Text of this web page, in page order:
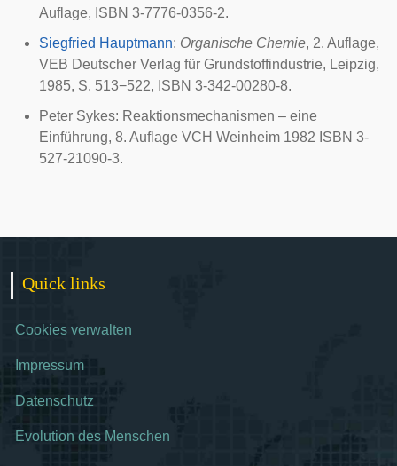
Auflage, ISBN 3-7776-0356-2.
Siegfried Hauptmann: Organische Chemie, 2. Auflage,
VEB Deutscher Verlag für Grundstoffindustrie, Leipzig,
1985, S. 513−522, ISBN 3-342-00280-8.
Peter Sykes: Reaktionsmechanismen – eine
Einführung, 8. Auflage VCH Weinheim 1982 ISBN 3-
527-21090-3.
Quick links
Cookies verwalten
Impressum
Datenschutz
Evolution des Menschen